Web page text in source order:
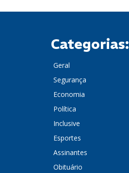
Categorias:
Geral
Segurança
Economia
Política
Inclusive
Esportes
Assinantes
Obituário